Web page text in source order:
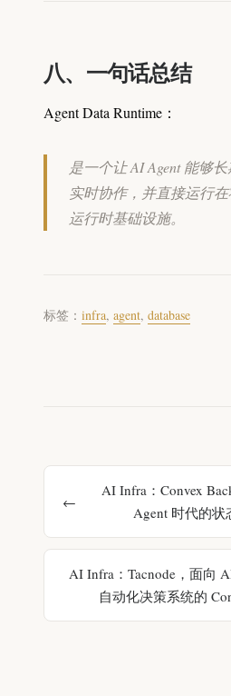
八、一句话总结
Agent Data Runtime：
是一个让 AI Agent 能够
实时协作，并直接运行
运行时基础设施。
标签： infra, agent, database
AI Infra：Convex
Agent 时代的状
AI Infra：Tacnode，面向
自动化决策系统的